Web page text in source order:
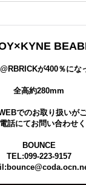
が400％にな
全高約280mm
でのお取り扱いが
話にてお問い合わせく
BOUNCE
TEL:099-223-9157